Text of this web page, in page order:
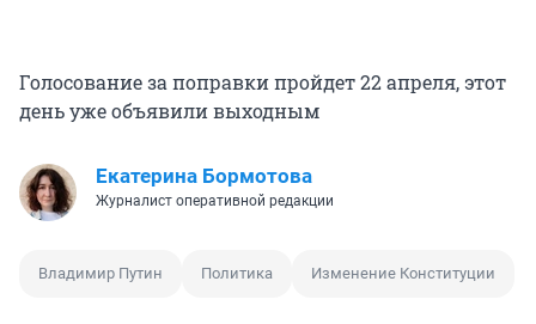
Голосование за поправки пройдет 22 апреля, этот
день уже объявили выходным
Екатерина Бормотова
Журналист оперативной редакции
Владимир Путин Политика Изменение Конституции